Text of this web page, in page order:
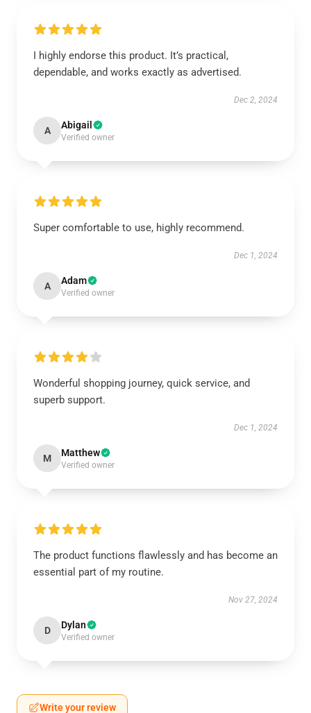
I highly endorse this product. It’s practical,
dependable, and works exactly as advertised.
Dec 2, 2024
A Abigail
Verified owner
Super comfortable to use, highly recommend.
Dec 1, 2024
A Adam
Verified owner
Wonderful shopping journey, quick service, and
superb support.
Dec 1, 2024
M Matthew
Verified owner
The product functions flawlessly and has become an
essential part of my routine.
Nov 27, 2024
D Dylan
Verified owner
Write your review